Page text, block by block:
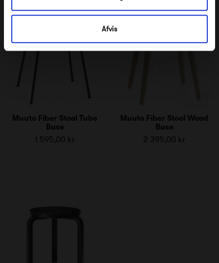
Afvis
Muuto Fiber Stool Tube
Base
1 595,00 kr
Muuto Fiber Stool Wood
Base
2 395,00 kr